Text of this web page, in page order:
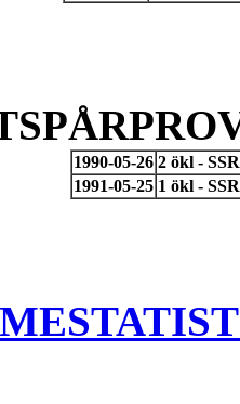
1990-05-26 2 ökl -
1991-05-25 1 ökl -